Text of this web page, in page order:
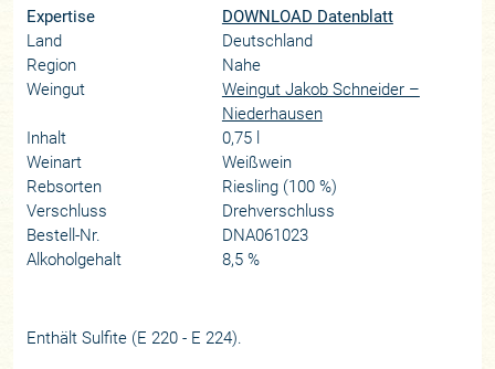
Expertise
DOWNLOAD Datenblatt
Land
Deutschland
Region
Nahe
Weingut
Weingut Jakob Schneider –
Niederhausen
Inhalt
0,75 l
Weinart
Weißwein
Rebsorten
Riesling (100 %)
Verschluss
Drehverschluss
Bestell-Nr.
DNA061023
Alkoholgehalt
8,5 %
Enthält Sulfite (E 220 - E 224).